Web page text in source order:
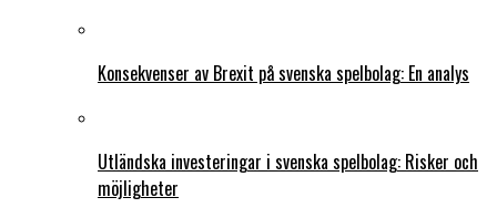
Konsekvenser av Brexit på svenska spelbolag: En analys
Utländska investeringar i svenska spelbolag: Risker och
möjligheter